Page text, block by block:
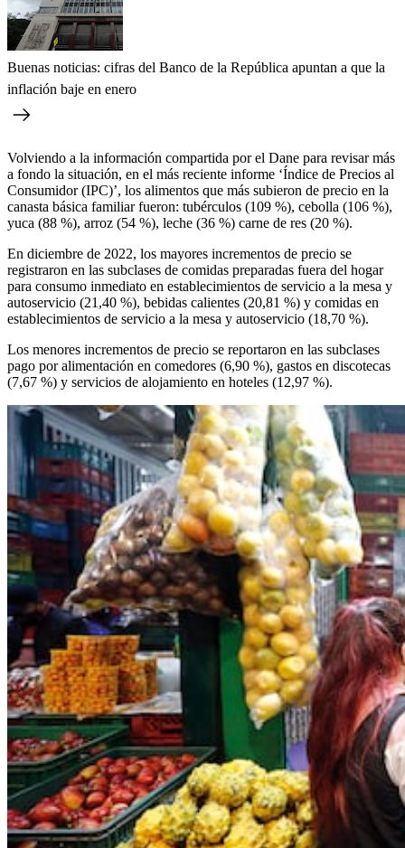
Buenas noticias: cifras del Banco de la República apuntan a que la
inflación baje en enero
Volviendo a la información compartida por el Dane para revisar más
a fondo la situación, en el más reciente informe ‘Índice de Precios al
Consumidor (IPC)’, los alimentos que más subieron de precio en la
canasta básica familiar fueron: tubérculos (109 %), cebolla (106 %),
yuca (88 %), arroz (54 %), leche (36 %) carne de res (20 %).
En diciembre de 2022, los mayores incrementos de precio se
registraron en las subclases de comidas preparadas fuera del hogar
para consumo inmediato en establecimientos de servicio a la mesa y
autoservicio (21,40 %), bebidas calientes (20,81 %) y comidas en
establecimientos de servicio a la mesa y autoservicio (18,70 %).
Los menores incrementos de precio se reportaron en las subclases
pago por alimentación en comedores (6,90 %), gastos en discotecas
(7,67 %) y servicios de alojamiento en hoteles (12,97 %).